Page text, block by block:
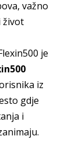
važno
život
je
iz
gdje
i